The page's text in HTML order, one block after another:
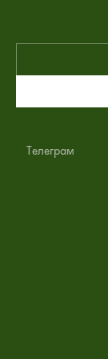
Телеграм